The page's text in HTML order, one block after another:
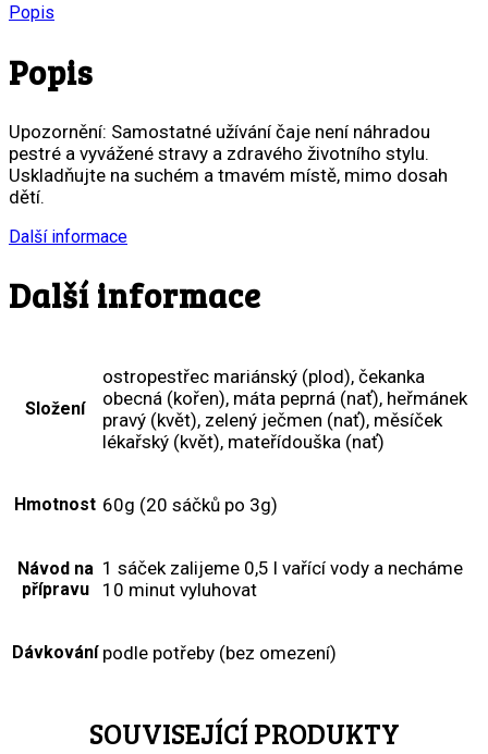
Popis
Popis
Upozornění: Samostatné užívání čaje není náhradou
pestré a vyvážené stravy a zdravého životního stylu.
Uskladňujte na suchém a tmavém místě, mimo dosah
dětí.
Další informace
Další informace
Složení
ostropestřec mariánský (plod), čekanka
obecná (kořen), máta peprná (nať), heřmánek
pravý (květ), zelený ječmen (nať), měsíček
lékařský (květ), mateřídouška (nať)
Hmotnost 60g (20 sáčků po 3g)
Návod na
přípravu
1 sáček zalijeme 0,5 l vařící vody a necháme
10 minut vyluhovat
Dávkování podle potřeby (bez omezení)
SOUVISEJÍCÍ PRODUKTY